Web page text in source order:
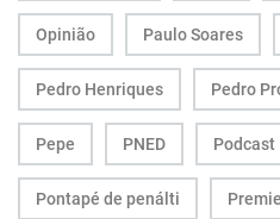
Opinião Paulo Soares
Pedro Henriques Pedro
Pepe PNED Podcast
Pontapé de penálti